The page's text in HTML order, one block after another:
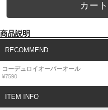
カート
商品説明
RECOMMEND
コーデュロイオーバーオール
¥7590
ITEM INFO